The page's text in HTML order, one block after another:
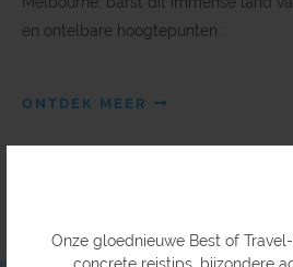
Onze gloednieuwe Best of
en ontelbare hoogtepunten:
ONTDEK MEER